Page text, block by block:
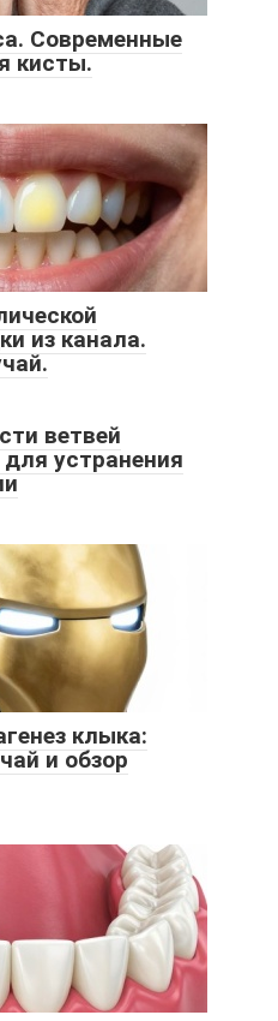
Современные
кисты.
из канала.
ветвей
устранения
клыка:
и обзор